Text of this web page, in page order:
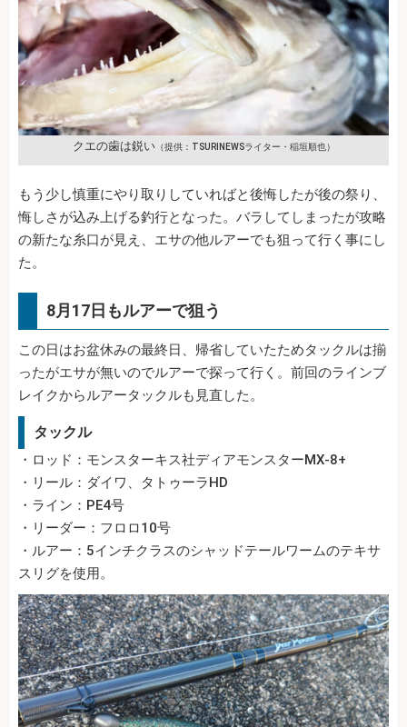
クエの歯は鋭い（提供：TSURINEWSライター・稲垣順也）
もう少し慎重にやり取りしていればと後悔したが後の祭り、
悔しさが込み上げる釣行となった。バラしてしまったが攻略
の新たな糸口が見え、エサの他ルアーでも狙って行く事にし
た。
8月17日もルアーで狙う
この日はお盆休みの最終日、帰省していたためタックルは揃
ったがエサが無いのでルアーで探って行く。前回のラインブ
レイクからルアータックルも見直した。
タックル
・ロッド：モンスターキス社ディアモンスターMX-8+
・リール：ダイワ、タトゥーラHD
・ライン：PE4号
・リーダー：フロロ10号
・ルアー：5インチクラスのシャッドテールワームのテキサ
スリグを使用。